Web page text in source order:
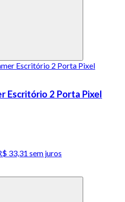
Escritório 2 Porta Pixel
33,31 sem juros